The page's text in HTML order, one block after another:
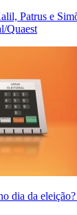
Patrus e
Quaest
dia da